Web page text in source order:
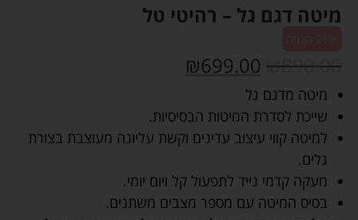
מיטה דגם גל – רהיטי טל
₪890.00
₪699.00
מיטה מדגם גל
שייכת לסדרת המיטות הבסיסיות.
למיטה קווי עיצוב עדינים וקשת עליונה מעוצבת בצורת
גלים.
מעקה קדמי נייד לתפעול קל ויום יומי.
בסיס המיטה עם מספר מצבים משתנים.